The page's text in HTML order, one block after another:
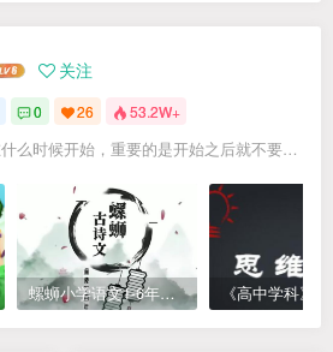
关注
0 26 53.2W+
无论你在什么时候开始，重要的是开始之后就不要停止
螺蛳小学语文1-6年级《小学古诗文》课程视频